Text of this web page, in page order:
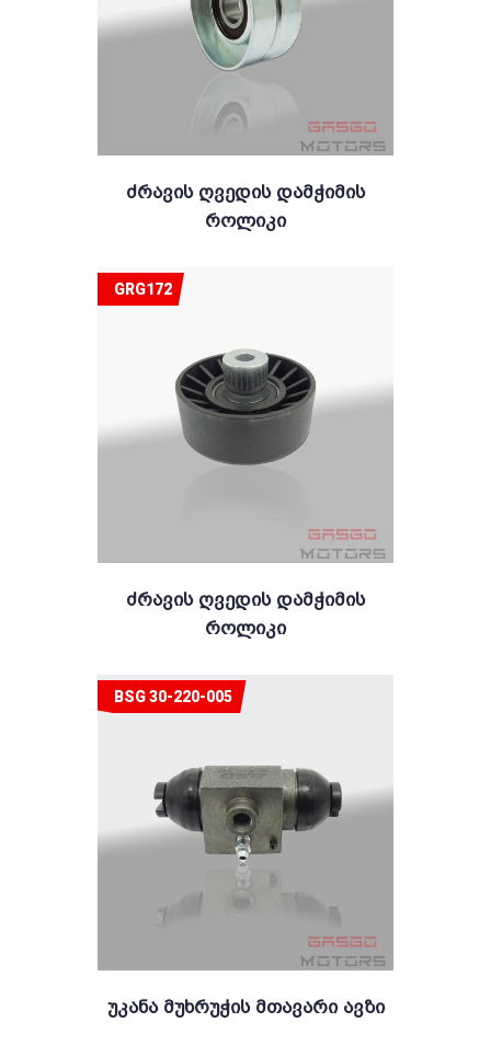
Ძრავის Ღვედის Დამჭიმის
Როლიკი
Ძრავის Ღვედის Დამჭიმის
Როლიკი
GRG172
Უკანა Მუხრუჭის Მთავარი Ავზი
BSG 30-220-005